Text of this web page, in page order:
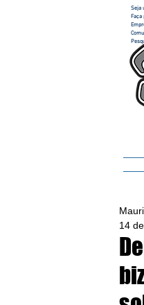
Seja
Faça
14